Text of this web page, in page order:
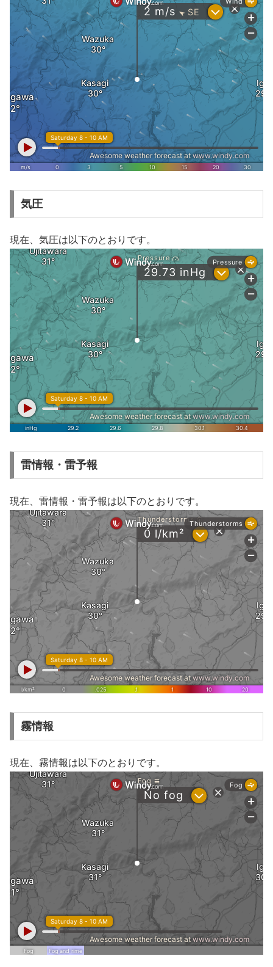
気圧
現在、気圧は以下のとおりです。
雷情報・雷予報
現在、雷情報・雷予報は以下のとおりです。
霧情報
現在、霧情報は以下のとおりです。